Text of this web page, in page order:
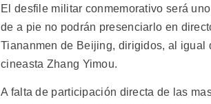
El desfile militar conmemorativo será
de a pie no podrán presenciarlo en
Tiananmen de Beijing, dirigidos, al igual
cineasta Zhang Yimou.
A falta de participación directa de las